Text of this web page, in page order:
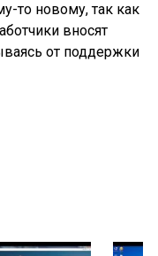
то новому, так как
вносят
от поддержки